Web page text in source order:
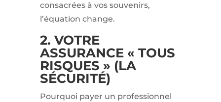
consacrées à vos souvenirs,
l’équation change.
2. VOTRE
ASSURANCE « TOUS
RISQUES » (LA
SÉCURITÉ)
Pourquoi payer un professionnel